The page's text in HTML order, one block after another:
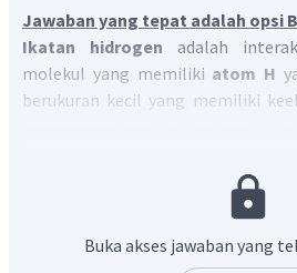
Jawaban yang tepat adalah opsi
Ikatan hidrogen adalah
molekul yang memiliki atom H
berukuran kecil yang memiliki
Ikatan hidrogen terbentuk dari
senyawa kovalen polar yang
hidrogen dan unsur yang
Buka akses jawaban yang